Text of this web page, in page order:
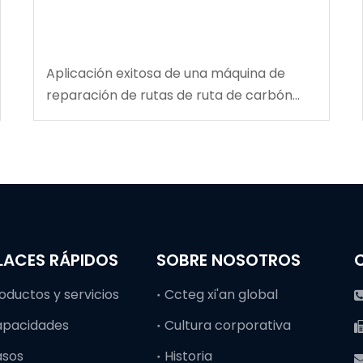
Aplicación exitosa de una máquina de
reparación de rutas de ruta de carbón
multifuncional en la mina de carbón de
RÁPIDOS
y servicios
SOBRE NOSOTROS
Ccteg xi'an global
Cultura corporativa
Historia